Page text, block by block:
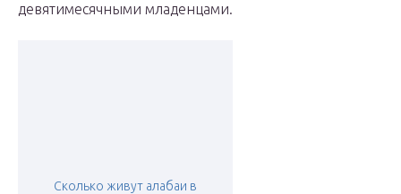
девятимесячными младенцами.
Сколько живут алабаи в